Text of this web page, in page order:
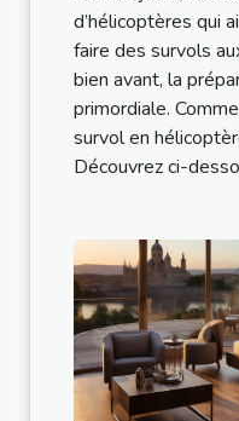
d’hélicoptères qui
faire des survols
bien avant, la
primordiale.
survol en
Découvrez ci-